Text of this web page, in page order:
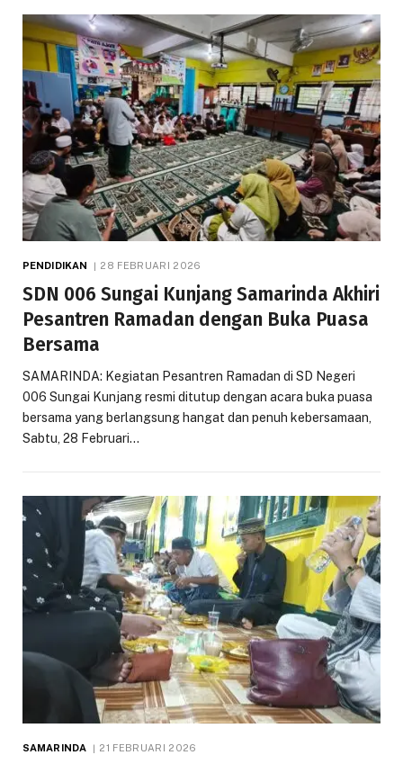
PENDIDIKAN 28 FEBRUARI 2026
SDN 006 Sungai Kunjang Samarinda Akhiri
Pesantren Ramadan dengan Buka Puasa
Bersama
SAMARINDA: Kegiatan Pesantren Ramadan di SD Negeri
006 Sungai Kunjang resmi ditutup dengan acara buka puasa
bersama yang berlangsung hangat dan penuh kebersamaan,
Sabtu, 28 Februari…
SAMARINDA 21 FEBRUARI 2026